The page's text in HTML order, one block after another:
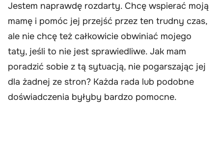
Jestem naprawdę rozdarty. Chcę wspierać moją
mamę i pomóc jej przejść przez ten trudny czas,
ale nie chcę też całkowicie obwiniać mojego
taty, jeśli to nie jest sprawiedliwe. Jak mam
poradzić sobie z tą sytuacją, nie pogarszając jej
dla żadnej ze stron? Każda rada lub podobne
doświadczenia byłyby bardzo pomocne.